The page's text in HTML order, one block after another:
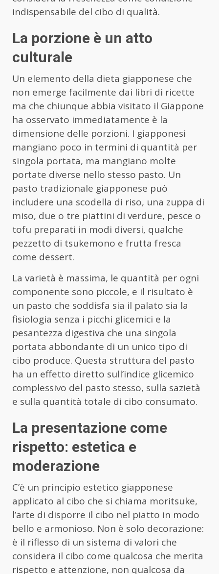
indispensabile del cibo di qualità.
La porzione è un atto
culturale
Un elemento della dieta giapponese che
non emerge facilmente dai libri di ricette
ma che chiunque abbia visitato il Giappone
ha osservato immediatamente è la
dimensione delle porzioni. I giapponesi
mangiano poco in termini di quantità per
singola portata, ma mangiano molte
portate diverse nello stesso pasto. Un
pasto tradizionale giapponese può
includere una scodella di riso, una zuppa di
miso, due o tre piattini di verdure, pesce o
tofu preparati in modi diversi, qualche
pezzetto di tsukemono e frutta fresca
come dessert.
La varietà è massima, le quantità per ogni
componente sono piccole, e il risultato è
un pasto che soddisfa sia il palato sia la
fisiologia senza i picchi glicemici e la
pesantezza digestiva che una singola
portata abbondante di un unico tipo di
cibo produce. Questa struttura del pasto
ha un effetto diretto sull’indice glicemico
complessivo del pasto stesso, sulla sazietà
e sulla quantità totale di cibo consumato.
La presentazione come
rispetto: estetica e
moderazione
C’è un principio estetico giapponese
applicato al cibo che si chiama moritsuke,
l’arte di disporre il cibo nel piatto in modo
bello e armonioso. Non è solo decorazione:
è il riflesso di un sistema di valori che
considera il cibo come qualcosa che merita
rispetto e attenzione, non qualcosa da